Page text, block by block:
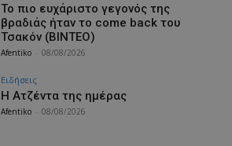
Το πιο ευχάριστο γεγονός της
βραδιάς ήταν το come back του
Τσακόν (ΒΙΝΤΕΟ)
Afentiko 08/08/2026
Ειδήσεις
Η Ατζέντα της ημέρας
Afentiko 08/08/2026